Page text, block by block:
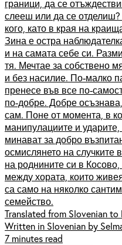
граници, да се
слееш или да се отделиш?
кого, като в края на
Зина е остра
и на самата себе си.
тя. Мечтае за собствено
и без насилие. По-малко
пренесе във все по-
по-добре. Добре
сам. Поне от момента, в
манипулациите и
минават за добро
осмислянето на случките
на роднините си в
между хората, които
са само на няколко
семейство.
Translated from Slovenian
Written in Slovenian by
7 minutes read